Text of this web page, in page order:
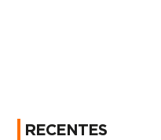
RECENTES